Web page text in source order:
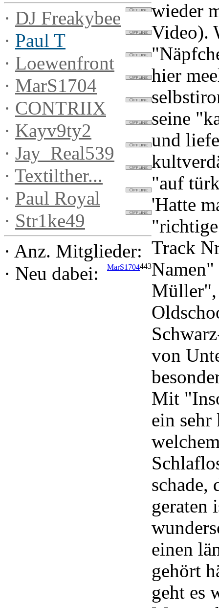
· DJ Freakybee
· Paul T
· Loewenfront
· MarS1704
· CONTRIIX
· Kayv9ty2
· Jay_Real539
· Textilther...
· Paul Royal
· Str1ke49
· Anz. Mitglieder:
443
· Neu dabei: MarS1704
wieder
Video).
hier
seine
und
"auf
'Hatte
Track
Müller",
von
Mit
ein sehr
schade,
geraten
einen
gehört
geht es